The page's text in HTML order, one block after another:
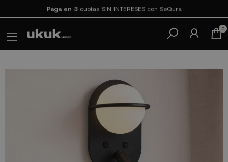
Paga en 3cuotas SIN INTERESES con SeQura
0